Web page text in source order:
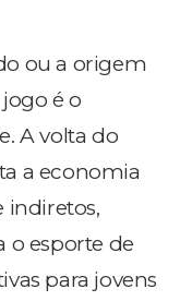
ou a origem
é o
A volta do
a economia
indiretos,
o esporte de
para jovens